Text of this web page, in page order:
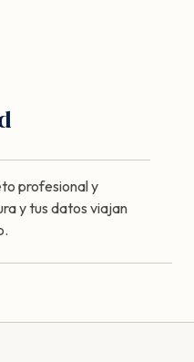
profesional y
y tus datos viajan